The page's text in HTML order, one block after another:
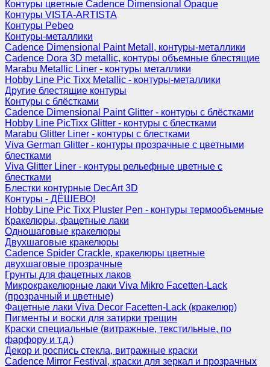
Контуры цветные Cadence Dimensional Opaque
Контуры VISTA-ARTISTA
Контуры Pebeo
Контуры-металлики
Cadence Dimensional Paint Metall, контуры-металлики
Cadence Dora 3D metallic, контуры объемные блестящие
Marabu Metallic Liner - контуры металлики
Hobby Line Pic Tixx Metallic - контуры-металлики
Другие блестящие контуры
Контуры с блёстками
Cadence Dimensional Paint Glitter - контуры с блёстками
Hobby Line PicTixx Glitter - контуры с блестками
Marabu Glitter Liner - контуры с блестками
Viva German Glitter - контуры прозрачные с цветными
блестками
Viva Glitter Liner - контуры рельефные цветные с
блестками
Блестки контурные DecArt 3D
Контуры - ДЁШЕВО!
Hobby Line Pic Tixx Pluster Pen - контуры термообъемные
Кракелюры, фацетные лаки
Одношаговые кракелюры
Двухшаговые кракелюры
Cadence Spider Crackle, кракелюры цветные
двухшаговые прозрачные
Грунты для фацетных лаков
Микрокракелюрные лаки Viva Mikro Facetten-Lack
(прозрачный и цветные)
Фацетные лаки Viva Decor Facetten-Lack (кракелюр)
Пигменты и воски для затирки трещин
Краски специальные (витражные, текстильные, по
фарфору и т.д.)
Декор и роспись стекла, витражные краски
Cadence Mirror Festival, краски для зеркал и прозрачных